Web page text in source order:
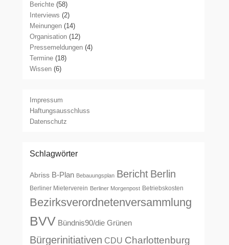
Berichte (58)
Interviews (2)
Meinungen (14)
Organisation (12)
Pressemeldungen (4)
Termine (18)
Wissen (6)
Impressum
Haftungsausschluss
Datenschutz
Schlagwörter
Abriss B-Plan Bebauungsplan Bericht Berlin
Berliner Mieterverein Berliner Morgenpost Betriebskosten
Bezirksverordnetenversammlung
BVV Bündnis90/die Grünen
Bürgerinitiativen CDU Charlottenburg